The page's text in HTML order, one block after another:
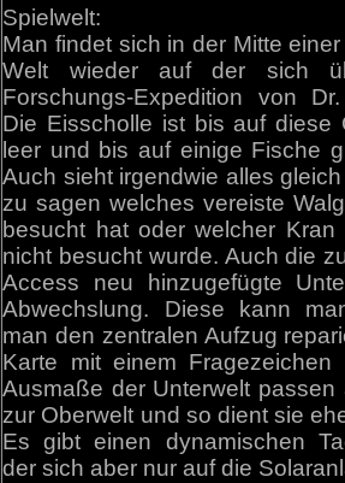
Spielwelt:
Man findet sich in der Mitte
Welt wieder auf der sich
Forschungs-Expedition von
Die Eisscholle ist bis auf diese
leer und bis auf einige Fische
Auch sieht irgendwie alles
zu sagen welches vereiste
besucht hat oder welcher
nicht besucht wurde. Auch die
Access neu hinzugefügte
Abwechslung. Diese kann
man den zentralen Aufzug
Karte mit einem Fragezeichen
Ausmaße der Unterwelt passen
zur Oberwelt und so dient sie
Es gibt einen dynamischen
der sich aber nur auf die